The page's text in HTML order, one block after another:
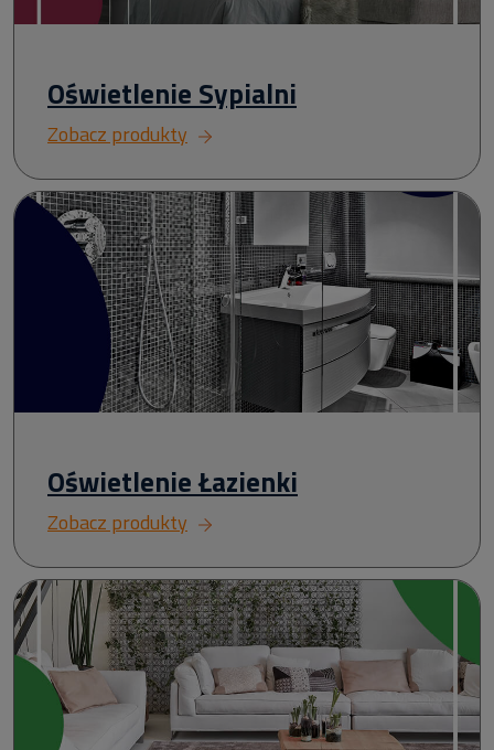
Oświetlenie Sypialni
Zobacz produkty
Oświetlenie Łazienki
Zobacz produkty